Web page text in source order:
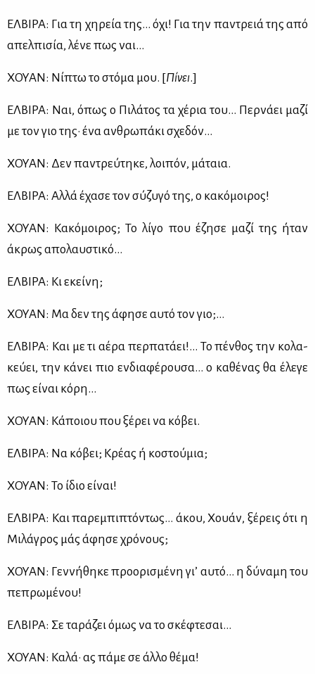
ΕΛ­ΒΙ­ΡΑ: Για τη χη­ρεία της… όχι! Για την πα­ντρειά της από
απελ­πι­σία, λέ­νε πως ναι…
ΧΟΥΑΝ: Νί­πτω το στό­μα μου. [Πί­νει.]
ΕΛ­ΒΙ­ΡΑ: Ναι, όπως ο Πι­λά­τος τα χέ­ρια του… Περ­νά­ει μα­ζί
με τον γιο της· ένα αν­θρω­πά­κι σχε­δόν…
ΧΟΥΑΝ: Δεν πα­ντρεύ­τη­κε, λοι­πόν, μά­ταια.
ΕΛ­ΒΙ­ΡΑ: Αλ­λά έχα­σε τον σύ­ζυ­γό της, ο κα­κό­μοι­ρος!
ΧΟΥΑΝ: Κα­κό­μοι­ρος; Το λί­γο που έζη­σε μα­ζί της ήταν
άκρως απο­λαυ­στι­κό…
ΕΛ­ΒΙ­ΡΑ: Κι εκεί­νη;
ΧΟΥΑΝ: Μα δεν της άφη­σε αυ­τό τον γιο;…
ΕΛ­ΒΙ­ΡΑ: Και με τι αέ­ρα περ­πα­τά­ει!... Το πέν­θος την κο­λα­
κεύ­ει, την κά­νει πιο εν­δια­φέ­ρου­σα… ο κα­θέ­νας θα έλε­γε
πως εί­ναι κό­ρη…
ΧΟΥΑΝ: Κά­ποιου που ξέ­ρει να κό­βει.
ΕΛ­ΒΙ­ΡΑ: Να κό­βει; Κρέ­ας ή κο­στού­μια;
ΧΟΥΑΝ: Το ίδιο εί­ναι!
ΕΛ­ΒΙ­ΡΑ: Και πα­ρε­μπι­πτό­ντως… άκου, Χουάν, ξέ­ρεις ότι η
Μι­λά­γρος μάς άφη­σε χρό­νους;
ΧΟΥΑΝ: Γεν­νή­θη­κε προ­ο­ρι­σμέ­νη γι’ αυ­τό… η δύ­να­μη του
πε­πρω­μέ­νου!
ΕΛ­ΒΙ­ΡΑ: Σε τα­ρά­ζει όμως να το σκέ­φτε­σαι…
ΧΟΥΑΝ: Κα­λά· ας πά­με σε άλ­λο θέ­μα!